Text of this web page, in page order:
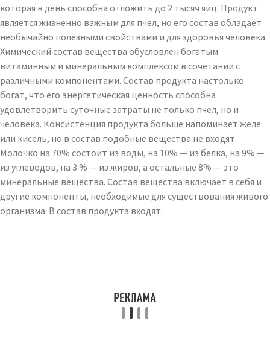
которая в день способна отложить до 2 тысяч яиц. Продукт
является жизненно важным для пчел, но его состав обладает
необычайно полезными свойствами и для здоровья человека.
Химический состав вещества обусловлен богатым
витаминным и минеральным комплексом в сочетании с
различными компонентами. Состав продукта настолько
богат, что его энергетическая ценность способна
удовлетворить суточные затраты не только пчел, но и
человека. Консистенция продукта больше напоминает желе
или кисель, но в состав подобные вещества не входят.
Молочко на 70% состоит из воды, на 10% — из белка, на 9% —
из углеводов, на 3 % — из жиров, а остальные 8% — это
минеральные вещества. Состав вещества включает в себя и
другие компоненты, необходимые для существования живого
организма. В состав продукта входят: